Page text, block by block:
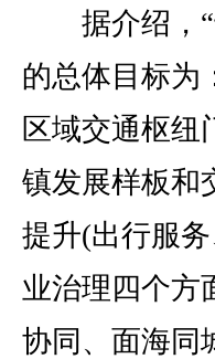
据介绍，“
的总体目标为
区域交通枢纽
镇发展样板和
提升(出行服
业治理四个方
协同、面海同